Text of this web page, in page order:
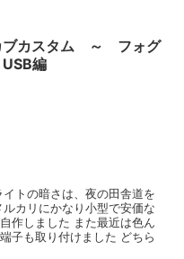
ブカスタム ～ フォグ
編
トの暗さは、夜の田舎道を
カリにかなり小型で安価な
作しました また最近は色ん
子も取り付けました どちら